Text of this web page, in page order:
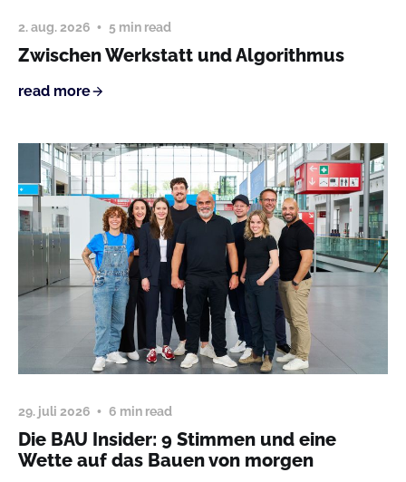
2. aug. 2026 5 min read
Zwischen Werkstatt und Algorithmus
read more
29. juli 2026 6 min read
Die BAU Insider: 9 Stimmen und eine
Wette auf das Bauen von morgen